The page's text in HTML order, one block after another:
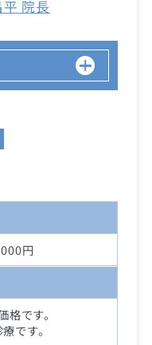
院長
円
格です。
です。